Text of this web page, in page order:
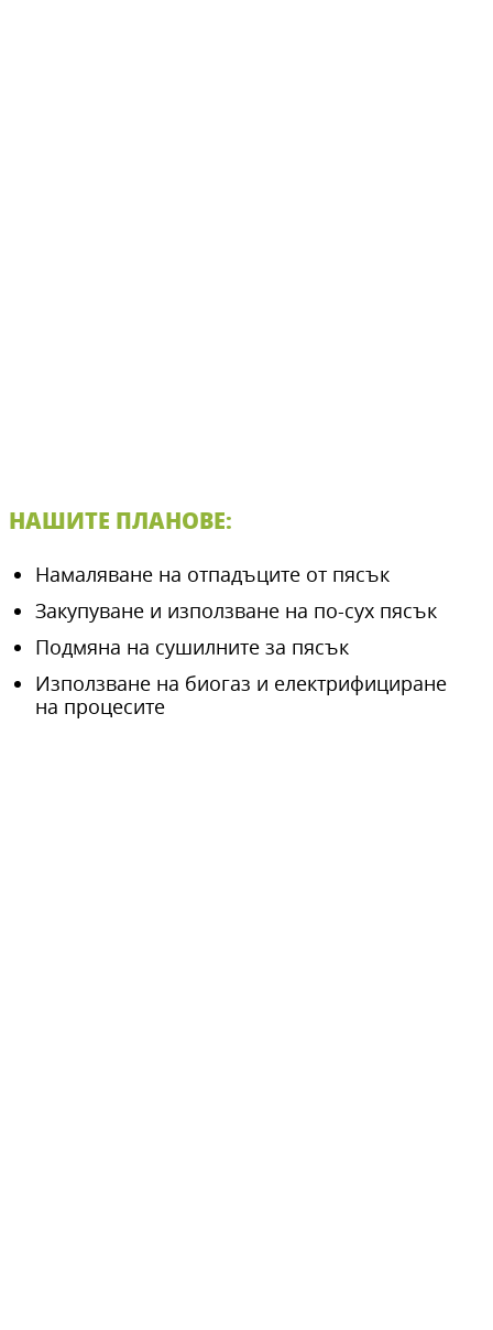
НАШИТЕ ПЛАНОВЕ:
Намаляване на отпадъците от пясък
Закупуване и използване на по-сух пясък
Подмяна на сушилните за пясък
Използване на биогаз и електрифициране
на процесите